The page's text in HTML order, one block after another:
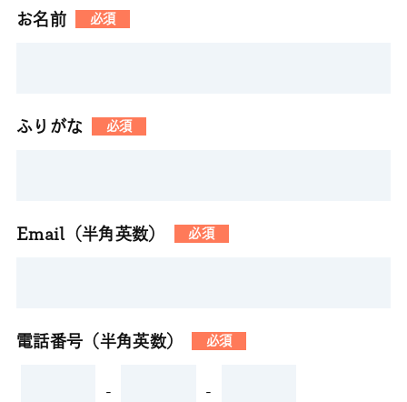
お名前 必須
ふりがな 必須
Email（半角英数） 必須
電話番号（半角英数） 必須
- -